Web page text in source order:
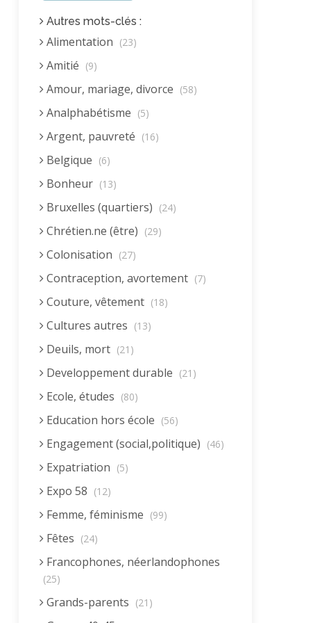
Autres mots-clés :
Alimentation (23)
Amitié (9)
Amour, mariage, divorce (58)
Analphabétisme (5)
Argent, pauvreté (16)
Belgique (6)
Bonheur (13)
Bruxelles (quartiers) (24)
Chrétien.ne (être) (29)
Colonisation (27)
Contraception, avortement (7)
Couture, vêtement (18)
Cultures autres (13)
Deuils, mort (21)
Developpement durable (21)
Ecole, études (80)
Education hors école (56)
Engagement (social,politique) (46)
Expatriation (5)
Expo 58 (12)
Femme, féminisme (99)
Fêtes (24)
Francophones, néerlandophones
(25)
Grands-parents (21)